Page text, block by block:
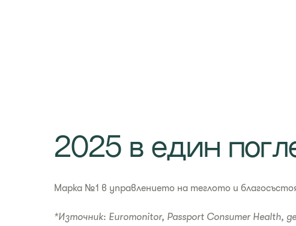
​2025 в един
Mарка №1 в управлението на теглото и
*Източник: Euromonitor, Passport Consumer Health,